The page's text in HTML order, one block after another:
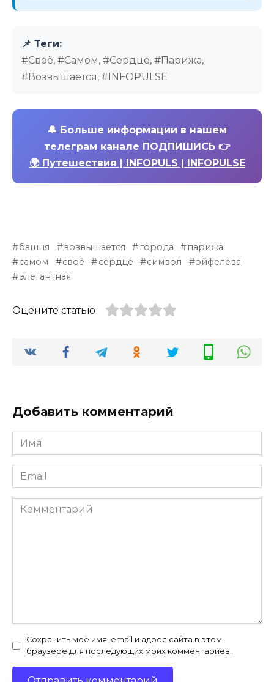
📌 Теги:
#Своё, #Самом, #Сердце, #Парижа,
#Возвышается, #INFOPULSE
🔔 Больше информации в нашем
телеграм канале ПОДПИШИСЬ 👉
🌍 Путешествия | INFOPULS | INFOPULSE
башня возвышается города
парижа
самом
своё сердце символ
эйфелева
элегантная
Оцените статью
Добавить комментарий
Имя
*
Email
*
Комментарий
Сохранить моё имя, email и адрес сайта в этом
браузере для последующих моих комментариев.